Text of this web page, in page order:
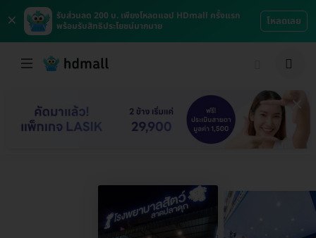
×
รับส่วนลด 200 บ. เพียงโหลดแอป HDmall ครั้งแรก
พร้อมรับสิทธิประโยชน์มากมาย
โหลดเลย